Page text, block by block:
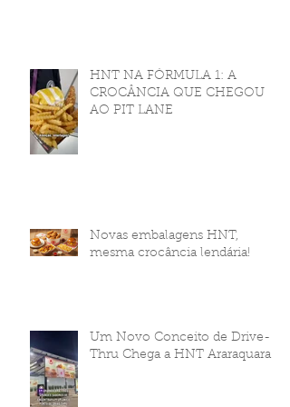
HNT NA FÓRMULA 1: A
CROCÂNCIA QUE CHEGOU
AO PIT LANE
Novas embalagens HNT,
mesma crocância lendária!
Um Novo Conceito de Drive-
Thru Chega a HNT Araraquara